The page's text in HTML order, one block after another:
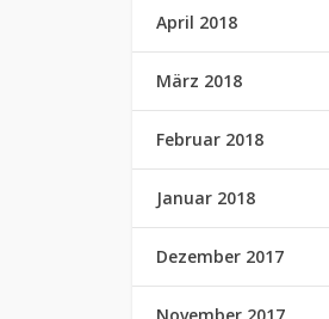
April 2018
März 2018
Februar 2018
Januar 2018
Dezember 2017